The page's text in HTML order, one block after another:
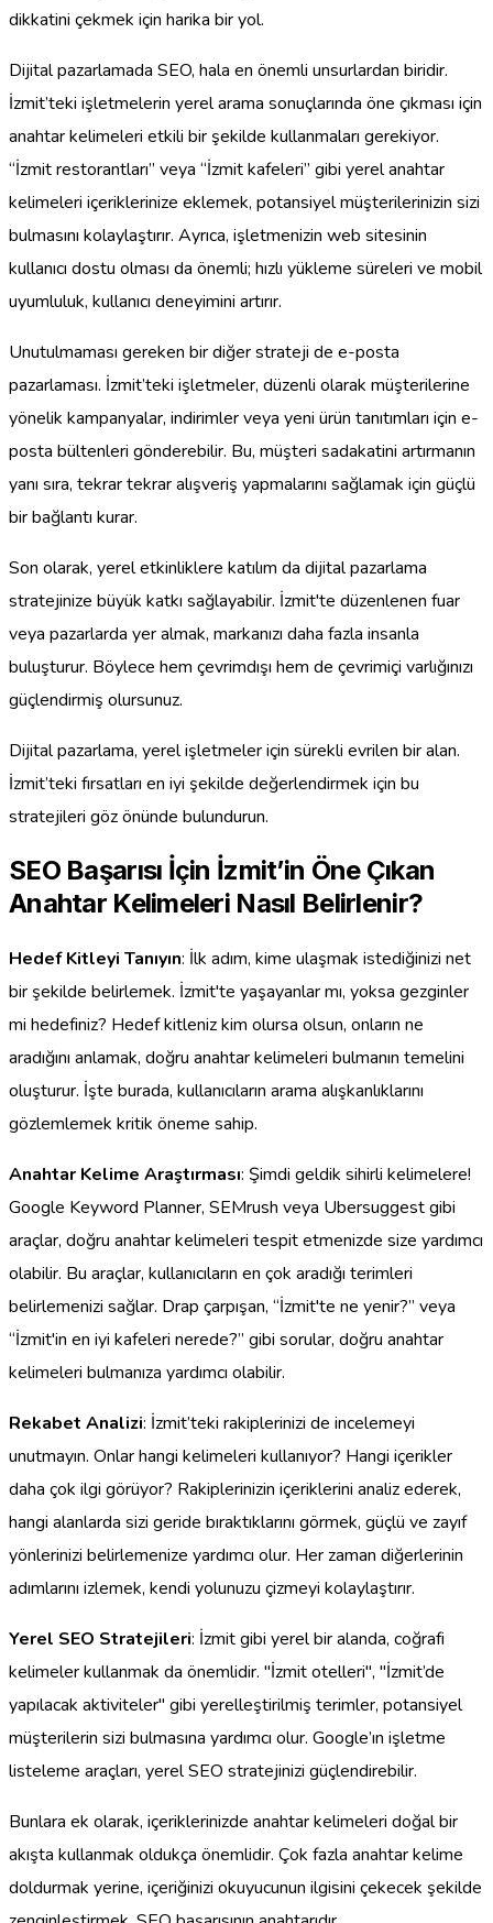
dikkatini çekmek için harika bir yol.
Dijital pazarlamada SEO, hala en önemli unsurlardan biridir.
İzmit’teki işletmelerin yerel arama sonuçlarında öne çıkması için
anahtar kelimeleri etkili bir şekilde kullanmaları gerekiyor.
“İzmit restorantları” veya “İzmit kafeleri” gibi yerel anahtar
kelimeleri içeriklerinize eklemek, potansiyel müşterilerinizin sizi
bulmasını kolaylaştırır. Ayrıca, işletmenizin web sitesinin
kullanıcı dostu olması da önemli; hızlı yükleme süreleri ve mobil
uyumluluk, kullanıcı deneyimini artırır.
Unutulmaması gereken bir diğer strateji de e-posta
pazarlaması. İzmit’teki işletmeler, düzenli olarak müşterilerine
yönelik kampanyalar, indirimler veya yeni ürün tanıtımları için e-
posta bültenleri gönderebilir. Bu, müşteri sadakatini artırmanın
yanı sıra, tekrar tekrar alışveriş yapmalarını sağlamak için güçlü
bir bağlantı kurar.
Son olarak, yerel etkinliklere katılım da dijital pazarlama
stratejinize büyük katkı sağlayabilir. İzmit'te düzenlenen fuar
veya pazarlarda yer almak, markanızı daha fazla insanla
buluşturur. Böylece hem çevrimdışı hem de çevrimiçi varlığınızı
güçlendirmiş olursunuz.
Dijital pazarlama, yerel işletmeler için sürekli evrilen bir alan.
İzmit’teki fırsatları en iyi şekilde değerlendirmek için bu
stratejileri göz önünde bulundurun.
SEO Başarısı İçin İzmit’in Öne Çıkan
Anahtar Kelimeleri Nasıl Belirlenir?
Hedef Kitleyi Tanıyın: İlk adım, kime ulaşmak istediğinizi net
bir şekilde belirlemek. İzmit'te yaşayanlar mı, yoksa gezginler
mi hedefiniz? Hedef kitleniz kim olursa olsun, onların ne
aradığını anlamak, doğru anahtar kelimeleri bulmanın temelini
oluşturur. İşte burada, kullanıcıların arama alışkanlıklarını
gözlemlemek kritik öneme sahip.
Anahtar Kelime Araştırması: Şimdi geldik sihirli kelimelere!
Google Keyword Planner, SEMrush veya Ubersuggest gibi
araçlar, doğru anahtar kelimeleri tespit etmenizde size yardımcı
olabilir. Bu araçlar, kullanıcıların en çok aradığı terimleri
belirlemenizi sağlar. Drap çarpışan, “İzmit'te ne yenir?” veya
“İzmit'in en iyi kafeleri nerede?” gibi sorular, doğru anahtar
kelimeleri bulmanıza yardımcı olabilir.
Rekabet Analizi: İzmit’teki rakiplerinizi de incelemeyi
unutmayın. Onlar hangi kelimeleri kullanıyor? Hangi içerikler
daha çok ilgi görüyor? Rakiplerinizin içeriklerini analiz ederek,
hangi alanlarda sizi geride bıraktıklarını görmek, güçlü ve zayıf
yönlerinizi belirlemenize yardımcı olur. Her zaman diğerlerinin
adımlarını izlemek, kendi yolunuzu çizmeyi kolaylaştırır.
Yerel SEO Stratejileri: İzmit gibi yerel bir alanda, coğrafi
kelimeler kullanmak da önemlidir. "İzmit otelleri", "İzmit’de
yapılacak aktiviteler" gibi yerelleştirilmiş terimler, potansiyel
müşterilerin sizi bulmasına yardımcı olur. Google’ın işletme
listeleme araçları, yerel SEO stratejinizi güçlendirebilir.
Bunlara ek olarak, içeriklerinizde anahtar kelimeleri doğal bir
akışta kullanmak oldukça önemlidir. Çok fazla anahtar kelime
doldurmak yerine, içeriğinizi okuyucunun ilgisini çekecek şekilde